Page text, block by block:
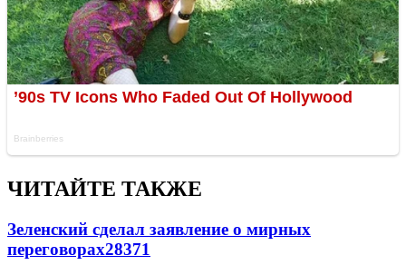
ЧИТАЙТЕ ТАКЖЕ
Зеленский сделал заявление о мирных
переговорах28371